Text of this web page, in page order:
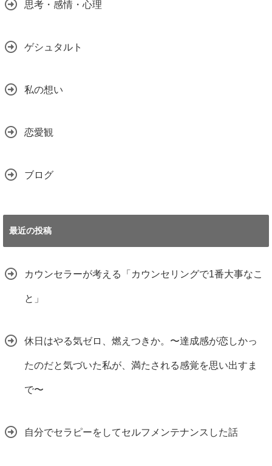
思考・感情・心理
ゲシュタルト
私の想い
恋愛観
ブログ
最近の投稿
カウンセラーが考える「カウンセリングで1番大事なこ
と」
休日はやる気ゼロ、燃えつきか。〜達成感が恋しかっ
たのだと気づいた私が、満たされる感覚を思い出すま
で〜
自分でセラピーをしてセルフメンテナンスした話